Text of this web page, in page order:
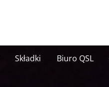
Składki Biuro QSL